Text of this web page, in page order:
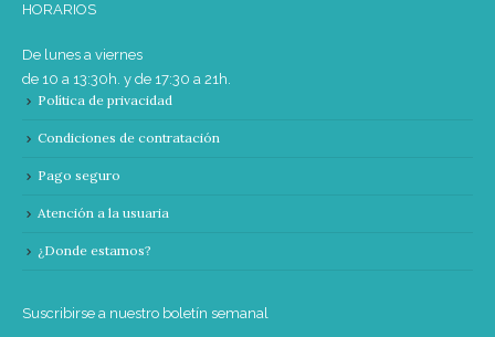
HORARIOS
De lunes a viernes
de 10 a 13:30h. y de 17:30 a 21h.
Política de privacidad
Condiciones de contratación
Pago seguro
Atención a la usuaria
¿Donde estamos?
Suscribirse a nuestro boletín semanal